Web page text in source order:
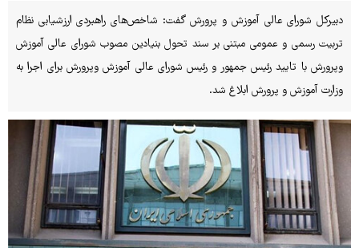
دبیرکل شورای عالی آموزش و پرورش گفت: شاخص‌های راهبردی ارزشیابی نظام
تربیت رسمی‌ و عمومی مبتنی بر سند تحول بنیادین مصوب شورای عالی آموزش
وپرورش با تایید رئیس جمهور و رئیس شورای عالی آموزش وپرورش برای اجرا به
وزارت آموزش و پرورش ابلاغ شد.